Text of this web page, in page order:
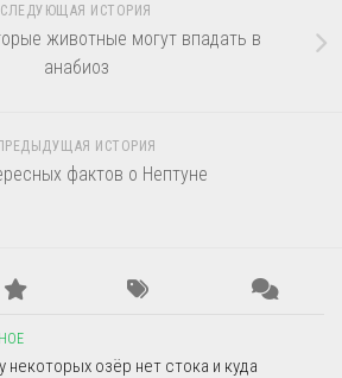
СЛЕДУЮЩАЯ ИСТОРИЯ
животные могут впадать в
анабиоз
ИСТОРИЯ
фактов о Нептуне
некоторых озёр нет стока и куда